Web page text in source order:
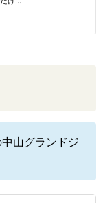
山グランドジ